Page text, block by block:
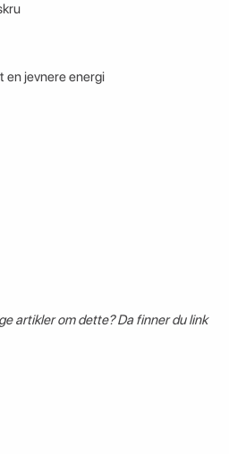
en jevnere energi
artikler om dette? Da finner du link